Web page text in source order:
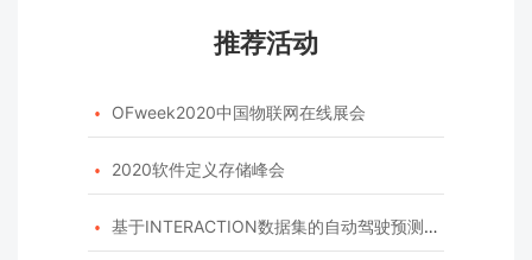
推荐活动
 OFweek2020中国物联网在线展会
 2020软件定义存储峰会
 基于INTERACTION数据集的自动驾驶预测模型挑战赛